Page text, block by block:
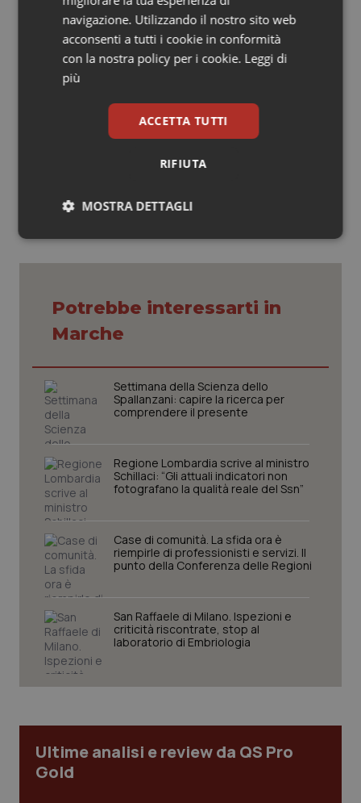
Inoltre, la Asl di Viterbo sta valutando l’ipotesi di
digitalizzazionedei fascicoli del personale. Secondo
il suo parere, avere una struttura comune che se ne
occupi aiuterebbe a ridurre i costi e consentirebbe la
realizzazione di una banca dati trasparente per tutto il
territorio regionale.
Potrebbe interessarti in
Marche
Settimana della Scienza dello
Spallanzani: capire la ricerca per
comprendere il presente
Regione Lombardia scrive al ministro
Schillaci: “Gli attuali indicatori non
fotografano la qualità reale del Ssn”
Case di comunità. La sfida ora è
riempirle di professionisti e servizi. Il
punto della Conferenza delle Regioni
San Raffaele di Milano. Ispezioni e
criticità riscontrate, stop al
laboratorio di Embriologia
Ultime analisi e review da QS Pro
Gold
navigazione. Utilizzando il nostro sito web
acconsenti a tutti i cookie in conformità
con la nostra policy per i cookie. Leggi di
più
ACCETTA TUTTI
RIFIUTA
MOSTRA DETTAGLI
Necessari Statistici Marketing
I cookie necessari contribuiscono a rendere fruibile il
sito web abilitandone funzionalità di base quali la
navigazione sulle pagine e l'accesso alle aree
protette del sito. Il sito web non è in grado di
funzionare correttamente senza questi cookie.
Nome
Fornitore /Dominio
VISITOR_PRIVACY_METADATA
YouTube
.youtube.com
CookieScriptConsent
CookieScript
www.quotidianosanita.it